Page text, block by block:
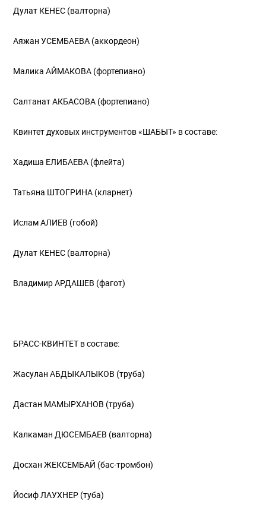
Дулат КЕНЕС (валторна)
Аяжан УСЕМБАЕВА (аккордеон)
Малика АЙМАКОВА (фортепиано)
Салтанат АКБАСОВА (фортепиано)
Квинтет духовых инструментов «ШАБЫТ» в составе:
Хадиша ЕЛИБАЕВА (флейта)
Татьяна ШТОГРИНА (кларнет)
Ислам АЛИЕВ (гобой)
Дулат КЕНЕС (валторна)
Владимир АРДАШЕВ (фагот)
БРАСС-КВИНТЕТ в составе:
Жасулан АБДЫКАЛЫКОВ (труба)
Дастан МАМЫРХАНОВ (труба)
Калкаман ДЮСЕМБАЕВ (валторна)
Досхан ЖЕКСЕМБАЙ (бас-тромбон)
Йосиф ЛАУХНЕР (туба)